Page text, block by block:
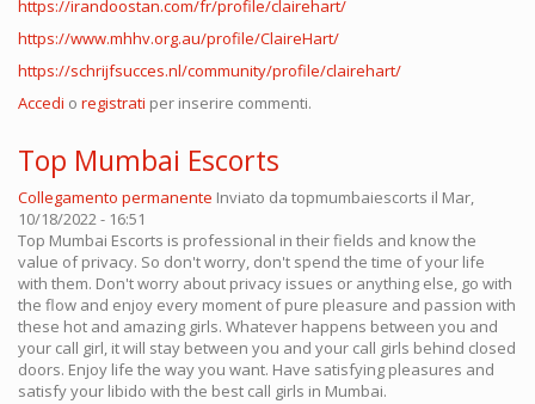
https://irandoostan.com/fr/profile/clairehart/
https://www.mhhv.org.au/profile/ClaireHart/
https://schrijfsucces.nl/community/profile/clairehart/
Accedi o registrati per inserire commenti.
Top Mumbai Escorts
Collegamento permanente Inviato da topmumbaiescorts il Mar,
10/18/2022 - 16:51
Top Mumbai Escorts is professional in their fields and know the
value of privacy. So don't worry, don't spend the time of your life
with them. Don't worry about privacy issues or anything else, go with
the flow and enjoy every moment of pure pleasure and passion with
these hot and amazing girls. Whatever happens between you and
your call girl, it will stay between you and your call girls behind closed
doors. Enjoy life the way you want. Have satisfying pleasures and
satisfy your libido with the best call girls in Mumbai.